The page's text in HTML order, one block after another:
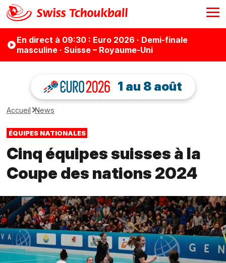
En direct à 09:30: Euro 2026 · Demi-finale
masculine · Suisse – Royaume-Uni
1 au 8 août
Accueil News
ÉQUIPES NATIONALES
Cinq équipes suisses à la
Coupe des nations 2024